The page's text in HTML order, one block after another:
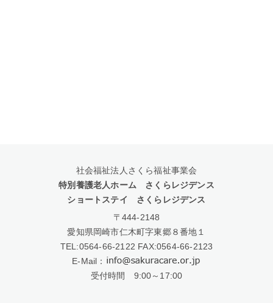
社会福祉法人さくら福祉事業会
特別養護老人ホーム さくらレジデンス
ショートステイ さくらレジデンス
〒444-2148
愛知県岡崎市仁木町字東郷８番地１
TEL:0564-66-2122 FAX:0564-66-2123
E-Mail：
受付時間 9:00～17:00